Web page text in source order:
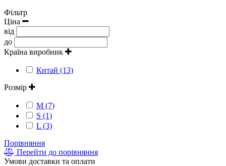
Фільтр
Ціна
від
до
Країна виробник
Китай (13)
Розмір
M (7)
S (1)
L (3)
Порівняння
Перейти до порівняння
Умови доставки та оплати